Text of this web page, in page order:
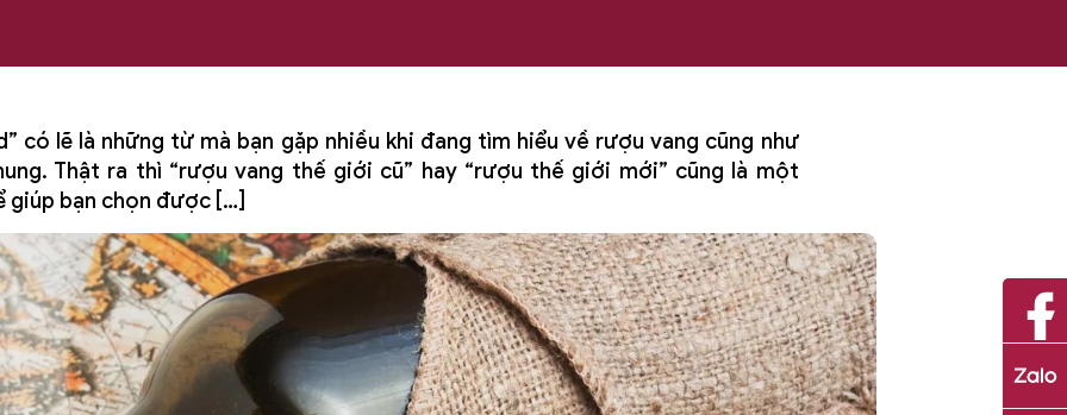
có lẽ là những từ mà bạn gặp nhiều khi đang tìm hiểu về rượu vang cũng như
Thật ra thì “rượu vang thế giới cũ” hay “rượu thế giới mới” cũng là một
giúp bạn chọn được […]